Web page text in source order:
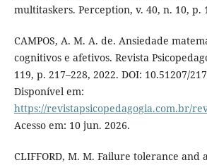
multitaskers. Perception, v. 40, n. 10, p.
CAMPOS, A. M. A. de. Ansiedade
cognitivos e afetivos. Revista
119, p. 217–228, 2022. DOI: 10.51207/
Disponível em:
https://revistapsicopedagogia.com.br/
Acesso em: 10 jun. 2026.
CLIFFORD, M. M. Failure tolerance and